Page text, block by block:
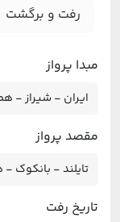
رفت و برگشت
مبدا پرواز
مقصد پرواز
تاریخ رفت